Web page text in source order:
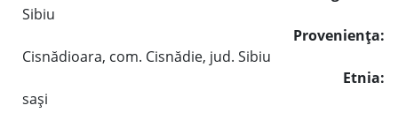
Sibiu
Provenienţa:
Cisnădioara, com. Cisnădie, jud. Sibiu
Etnia:
saşi